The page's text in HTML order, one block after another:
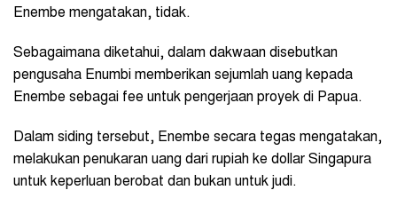
Enembe mengatakan, tidak.
Sebagaimana diketahui, dalam dakwaan disebutkan
pengusaha Enumbi memberikan sejumlah uang kepada
Enembe sebagai fee untuk pengerjaan proyek di Papua.
Dalam siding tersebut, Enembe secara tegas mengatakan,
melakukan penukaran uang dari rupiah ke dollar Singapura
untuk keperluan berobat dan bukan untuk judi.